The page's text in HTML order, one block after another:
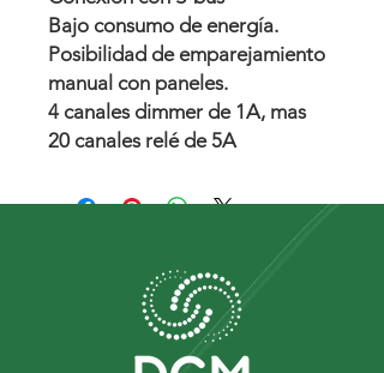
Bajo consumo de energía.
Posibilidad de emparejamiento
manual con paneles.
4 canales dimmer de 1A, mas
20 canales relé de 5A